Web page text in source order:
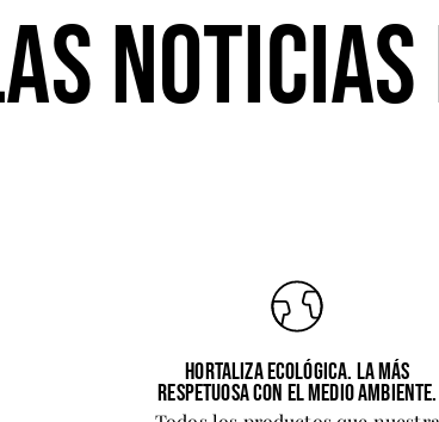
HORTALIZA ECOLÓGICA. LA MÁS
RESPETUOSA CON EL MEDIO AMBIENTE.